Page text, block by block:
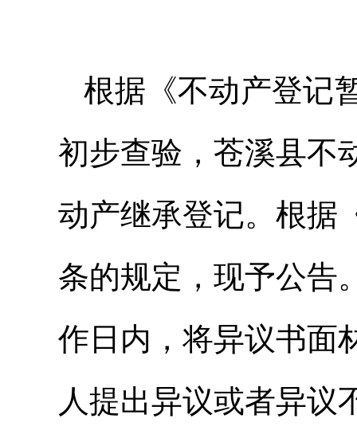
根据《不动产登记
初步查验，苍溪县不
动产继承登记。根据
条的规定，现予公告
作日内，将异议书面
人提出异议或者异议